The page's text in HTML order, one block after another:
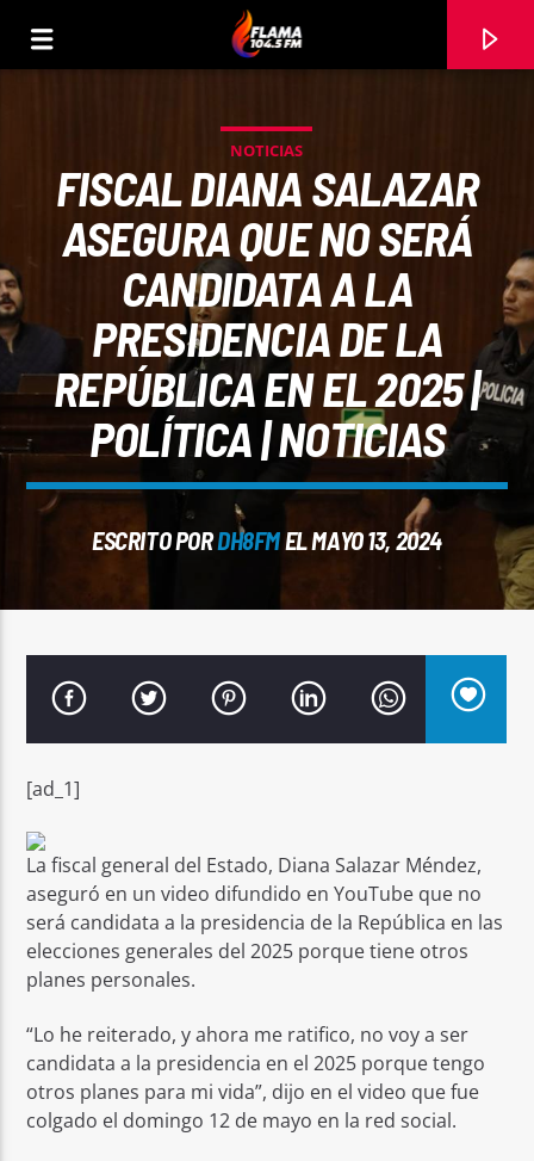
CANCIÓN ACTUAL
TÍTULO
ARTISTA
Señal FM
NOTICIAS
FISCAL DIANA SALAZAR
ASEGURA QUE NO SERÁ
CANDIDATA A LA
PRESIDENCIA DE LA
REPÚBLICA EN EL 2025 |
POLÍTICA | NOTICIAS
ESCRITO PORDH8FMEL MAYO 13, 2024
[ad_1]
La fiscal general del Estado, Diana Salazar Méndez,
aseguró en un video difundido en YouTube que no
será candidata a la presidencia de la República en las
elecciones generales del 2025 porque tiene otros
planes personales.
“Lo he reiterado, y ahora me ratifico, no voy a ser
candidata a la presidencia en el 2025 porque tengo
otros planes para mi vida”, dijo en el video que fue
colgado el domingo 12 de mayo en la red social.